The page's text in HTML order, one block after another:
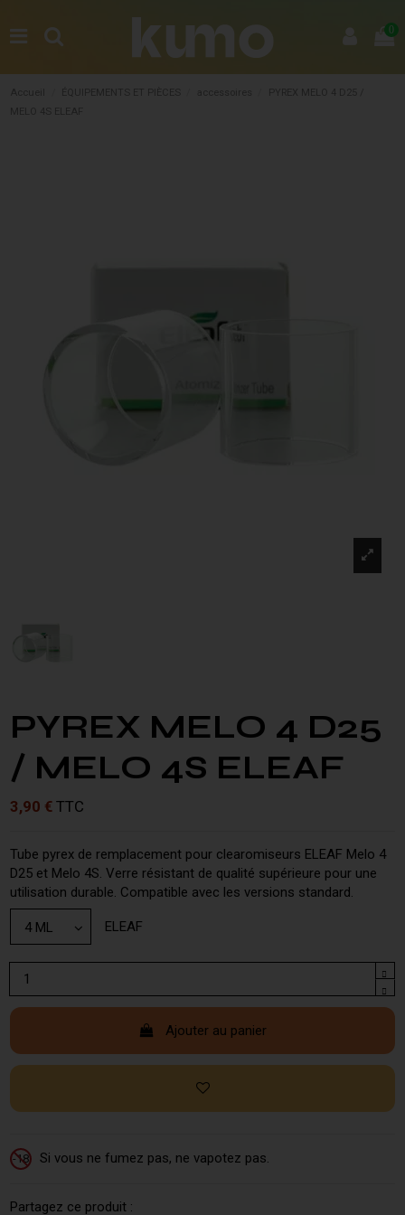
0
PYREX MELO 4 D25
/ MELO 4S ELEAF
3,90 €TTC
Tube pyrex de remplacement pour clearomiseurs ELEAF Melo 4
D25 et Melo 4S. Verre résistant de qualité supérieure pour une
utilisation durable. Compatible avec les versions standard.
ELEAF
Ajouter au panier
-18 Si vous ne fumez pas, ne vapotez pas.
Partagez ce produit :